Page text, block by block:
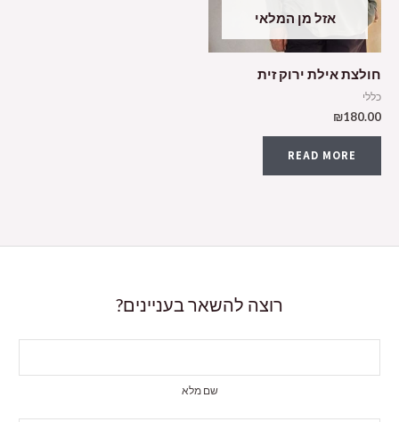
אזל מן המלאי
חולצת אילת ירוק זית
כללי
₪180.00
READ MORE
רוצה להשאר בעניינים?
שם מלא